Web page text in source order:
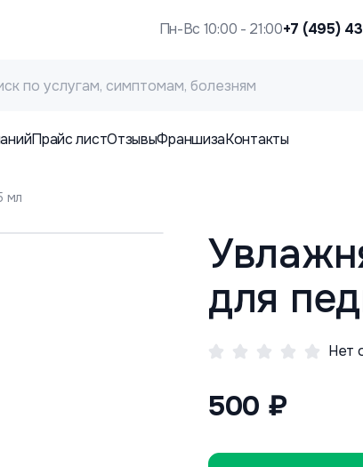
Пн-Вс 10:00 - 21:00+7 (495)
Прайс листОтзывыФраншизаКонтакты
мл
для
Нет
500 ₽